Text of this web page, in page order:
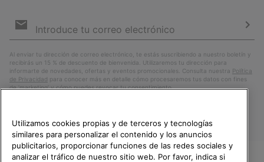
de
Al enviar tu dirección de correo electrónico, te estás suscribiendo a nuestro boletín y
recibirás un 15 % de descuento de bienvenida. Utilizaremos tu dirección para
informarte de novedades, ofertas y eventos promocionales. Consulta nuestra Política
de Privacidad para conocer más en detalle cómo procesaremos tus datos con fines
de ’marketing’ y cómo puedes revocar tu consentimiento.
Utilizamos cookies propias y de terceros y tecnologías
similares para personalizar el contenido y los anuncios
publicitarios, proporcionar funciones de las redes sociales y
analizar el tráfico de nuestro sitio web. Por favor, indica si